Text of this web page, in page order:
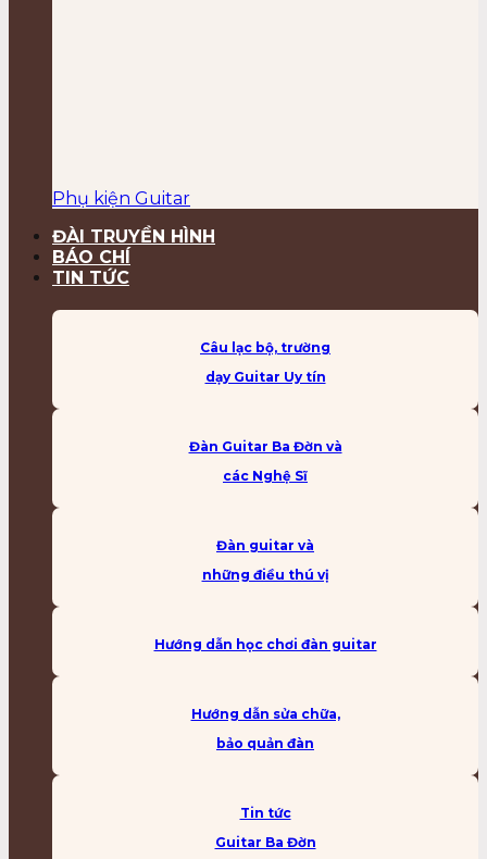
Phụ kiện Guitar
ĐÀI TRUYỀN HÌNH
BÁO CHÍ
TIN TỨC
Câu lạc bộ, trường
dạy Guitar Uy tín
Đàn Guitar Ba Đờn và
các Nghệ Sĩ
Đàn guitar và
những điều thú vị
Hướng dẫn học chơi đàn guitar
Hướng dẫn sửa chữa,
bảo quản đàn
Tin tức
Guitar Ba Đờn